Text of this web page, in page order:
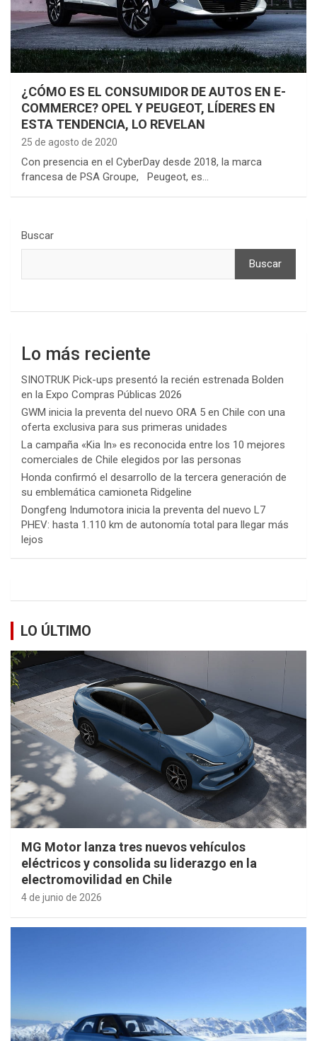
¿CÓMO ES EL CONSUMIDOR DE AUTOS EN E-
COMMERCE? OPEL Y PEUGEOT, LÍDERES EN
ESTA TENDENCIA, LO REVELAN
25 de agosto de 2020
Con presencia en el CyberDay desde 2018, la marca
francesa de PSA Groupe, Peugeot, es…
Buscar
Buscar
Lo más reciente
SINOTRUK Pick-ups presentó la recién estrenada Bolden
en la Expo Compras Públicas 2026
GWM inicia la preventa del nuevo ORA 5 en Chile con una
oferta exclusiva para sus primeras unidades
La campaña «Kia In» es reconocida entre los 10 mejores
comerciales de Chile elegidos por las personas
Honda confirmó el desarrollo de la tercera generación de
su emblemática camioneta Ridgeline
Dongfeng Indumotora inicia la preventa del nuevo L7
PHEV: hasta 1.110 km de autonomía total para llegar más
lejos
LO ÚLTIMO
MG Motor lanza tres nuevos vehículos
eléctricos y consolida su liderazgo en la
electromovilidad en Chile
4 de junio de 2026